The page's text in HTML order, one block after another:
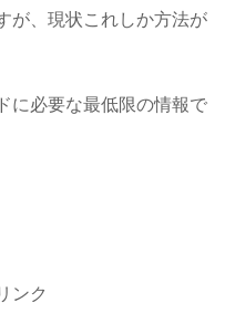
が、現状これしか方法が
に必要な最低限の情報で
ンク